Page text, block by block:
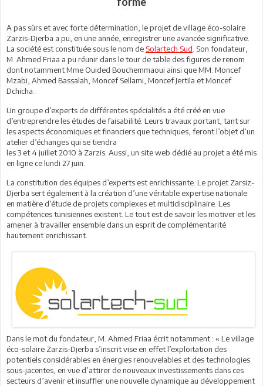
A pas sûrs et avec forte détermination, le projet de village éco-solaire
Zarzis-Djerba a pu, en une année, enregistrer une avancée significative.
La société est constituée sous le nom de Solartech Sud . Son fondateur,
M. Ahmed Friaa a pu réunir dans le tour de table des figures de renom
dont notamment Mme Ouided Bouchemmaoui ainsi que MM. Moncef
Mzabi, Ahmed Bassalah, Moncef Sellami, Moncef Jertila et Moncef
Dchicha.
Un groupe d’experts de différentes spécialités a été créé en vue
d’entreprendre les études de faisabilité. Leurs travaux portant, tant sur
les aspects économiques et financiers que techniques, feront l’objet d’un
atelier d’échanges qui se tiendra
les 3 et 4 juillet 2010 à Zarzis. Aussi, un site web dédié au projet a été mis
en ligne ce lundi 27 juin.
La constitution des équipes d’experts est enrichissante. Le projet Zarsiz-
Djerba sert également à la création d’une véritable expertise nationale
en matière d’étude de projets complexes et multidisciplinaire. Les
compétences tunisiennes existent. Le tout est de savoir les motiver et les
amener à travailler ensemble dans un esprit de complémentarité
hautement enrichissant.
Dans le mot du fondateur, M. Ahmed Friaa écrit notamment : « Le village
éco-solaire Zarzis-Djerba s’inscrit vise en effet l’exploitation des
potentiels considérables en énergies renouvelables et des technologies
sous-jacentes, en vue d’attirer de nouveaux investissements dans ces
secteurs d’avenir et insuffler une nouvelle dynamique au développement